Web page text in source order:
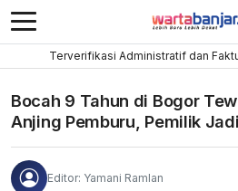
Terverifikasi Administratif dan
Bocah 9 Tahun di Bogor
Anjing Pemburu, Pemilik
Editor: Yamani Ramlan